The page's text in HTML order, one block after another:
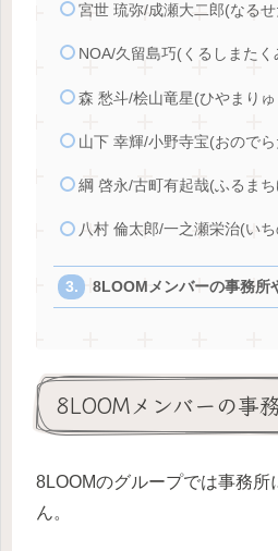
宮世 琉弥/成瀬大二郎(なる
NOA/久留島巧(くるしまたく
森 愁斗/桧山竜星(ひやまり
山下 幸輝/小野寺宝(おので
綱 啓永/古町有起哉(ふるま
八村 倫太郎/一之瀬栄治(い
8LOOMメンバーの事務所
8LOOMメンバーの事
8LOOMのグループでは事務所
ん。